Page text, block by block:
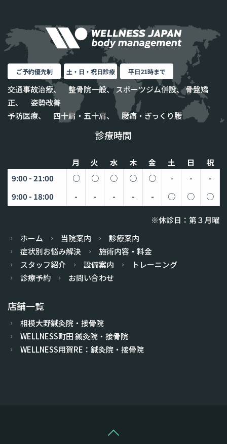
ご予約優先制 土・日・祝日診療 平日21時まで
交通事故治療、 整骨院一般、 スポーツジム併設、 骨盤矯
正、 姿勢改善
予防医療、 四十肩・五十肩、 腰痛・ぎっくり腰
診療時間
月 火 水 木 金 土 日
祝
9:00 - 21:00
○ ○ ○ ○ ○ - -
-
9:00 - 18:00
- - - - - ○ ○ ○
※休診日：第３月曜
ホーム
当院案内
診療案内
症状別お悩み解決
施術内容・料金
スタッフ紹介
設備案内
トレーニング
診療予約
お問い合わせ
店舗一覧
相模大野鍼灸院・接骨院
WELLNESS町田 鍼灸院・接骨院
WELLNESS用賀RE：鍼灸院・接骨院